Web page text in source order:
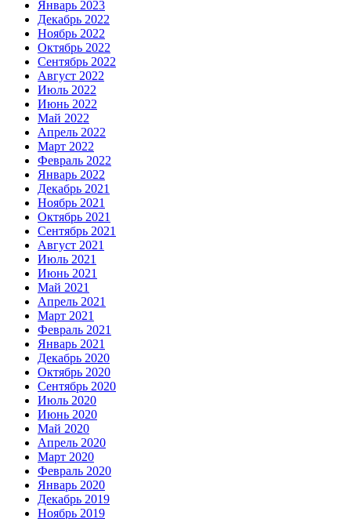
Январь 2023
Декабрь 2022
Ноябрь 2022
Октябрь 2022
Сентябрь 2022
Август 2022
Июль 2022
Июнь 2022
Май 2022
Апрель 2022
Март 2022
Февраль 2022
Январь 2022
Декабрь 2021
Ноябрь 2021
Октябрь 2021
Сентябрь 2021
Август 2021
Июль 2021
Июнь 2021
Май 2021
Апрель 2021
Март 2021
Февраль 2021
Январь 2021
Декабрь 2020
Октябрь 2020
Сентябрь 2020
Июль 2020
Июнь 2020
Май 2020
Апрель 2020
Март 2020
Февраль 2020
Январь 2020
Декабрь 2019
Ноябрь 2019